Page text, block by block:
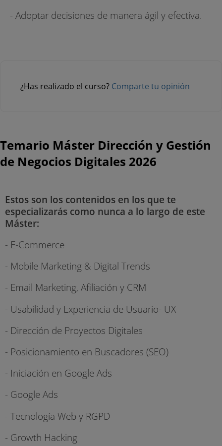
- Adoptar decisiones de manera ágil y efectiva.
¿Has realizado el curso? Comparte tu opinión
Temario Máster Dirección y Gestión
de Negocios Digitales 2026
Estos son los contenidos en los que te
especializarás como nunca a lo largo de este
Máster:
- E-Commerce
- Mobile Marketing & Digital Trends
- Email Marketing, Afiliación y CRM
- Usabilidad y Experiencia de Usuario- UX
- Dirección de Proyectos Digitales
- Posicionamiento en Buscadores (SEO)
- Iniciación en Google Ads
- Google Ads
- Tecnología Web y RGPD
- Growth Hacking